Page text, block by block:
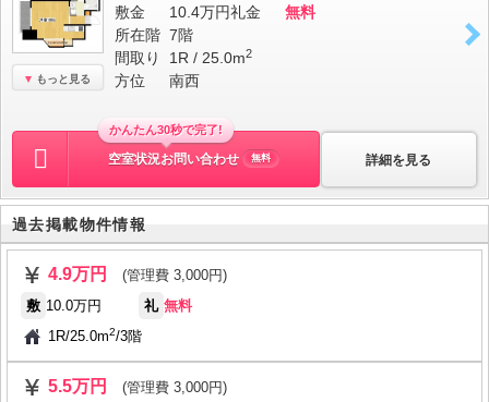
もっと見る
敷金 10.4万円礼金
無料
所在階 7階
間取り
1R / 25.0m2
方位 南西
詳細を見る
かんたん30秒で完了!
空室状況お問い合わせ 無料
過去掲載物件情報
4.9万円
(管理費 3,000円)
敷 10.0万円 礼 無料
1R/25.0m2/3階
5.5万円
(管理費 3,000円)